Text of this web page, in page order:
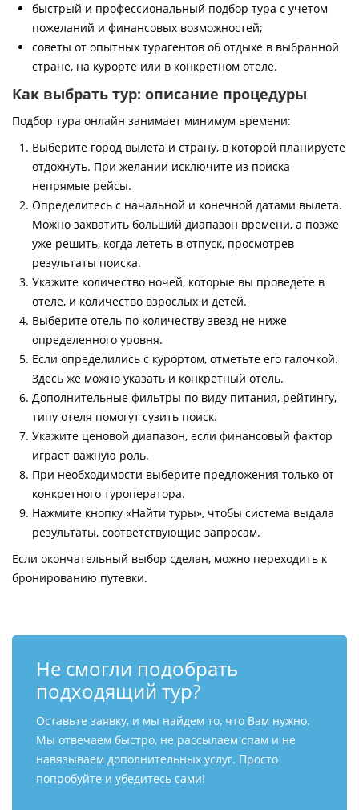
быстрый и профессиональный подбор тура с учетом
пожеланий и финансовых возможностей;
советы от опытных турагентов об отдыхе в выбранной
стране, на курорте или в конкретном отеле.
Как выбрать тур: описание процедуры
Подбор тура онлайн занимает минимум времени:
Выберите город вылета и страну, в которой планируете
отдохнуть. При желании исключите из поиска
непрямые рейсы.
Определитесь с начальной и конечной датами вылета.
Можно захватить больший диапазон времени, а позже
уже решить, когда лететь в отпуск, просмотрев
результаты поиска.
Укажите количество ночей, которые вы проведете в
отеле, и количество взрослых и детей.
Выберите отель по количеству звезд не ниже
определенного уровня.
Если определились с курортом, отметьте его галочкой.
Здесь же можно указать и конкретный отель.
Дополнительные фильтры по виду питания, рейтингу,
типу отеля помогут сузить поиск.
Укажите ценовой диапазон, если финансовый фактор
играет важную роль.
При необходимости выберите предложения только от
конкретного туроператора.
Нажмите кнопку «Найти туры», чтобы система выдала
результаты, соответствующие запросам.
Если окончательный выбор сделан, можно переходить к
бронированию путевки.
Не смогли подобрать
подходящий тур?
Оставьте заявку, и мы найдем то, что Вам нужно.
Мы отвечаем быстро, не рассылаем спам и не
навязываем дополнительных услуг. Просто
попробуйте и убедитесь сами!